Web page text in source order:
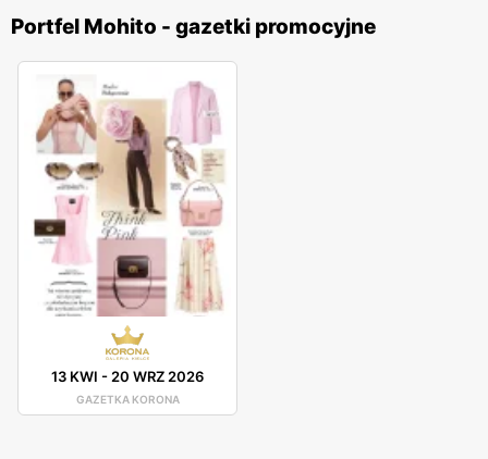
Portfel Mohito - gazetki promocyjne
13 KWI -20 WRZ 2026
GAZETKA KORONA